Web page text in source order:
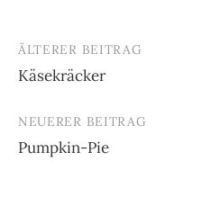
Beitrags-
Navigation
ÄLTERER BEITRAG
Käsekräcker
NEUERER BEITRAG
Pumpkin-Pie